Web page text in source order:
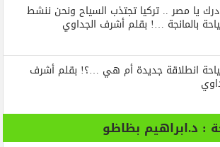
درك يا مصر .. تركيا تجتذب السياح ونحن ننشط
بالمانجة …! بقلم أشرف الجداوي
انطلاقة جديدة أم هي …؟! بقلم أشرف
: د.ابراهيم بظاظو